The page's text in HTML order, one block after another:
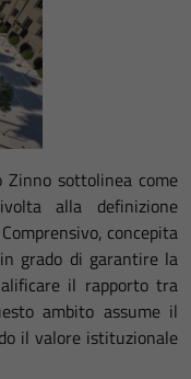
Zinno sottolinea come
alla definizione
concepita
grado di garantire la
il rapporto tra
ambito assume il
il valore istituzionale